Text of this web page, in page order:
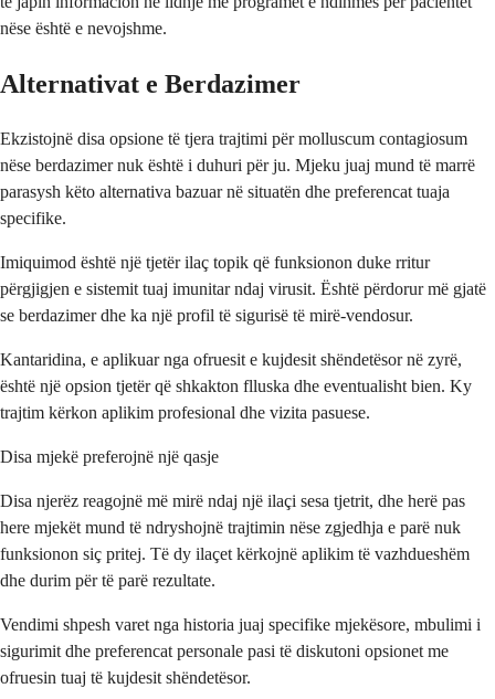
nëse është e nevojshme.
Alternativat e Berdazimer
Ekzistojnë disa opsione të tjera trajtimi për molluscum contagiosum
nëse berdazimer nuk është i duhuri për ju. Mjeku juaj mund të marrë
parasysh këto alternativa bazuar në situatën dhe preferencat tuaja
specifike.
Imiquimod është një tjetër ilaç topik që funksionon duke rritur
përgjigjen e sistemit tuaj imunitar ndaj virusit. Është përdorur më gjatë
se berdazimer dhe ka një profil të sigurisë të mirë-vendosur.
Kantaridina, e aplikuar nga ofruesit e kujdesit shëndetësor në zyrë,
është një opsion tjetër që shkakton flluska dhe eventualisht bien. Ky
trajtim kërkon aplikim profesional dhe vizita pasuese.
Disa mjekë preferojnë një qasje
Disa njerëz reagojnë më mirë ndaj një ilaçi sesa tjetrit, dhe herë pas
here mjekët mund të ndryshojnë trajtimin nëse zgjedhja e parë nuk
funksionon siç pritej. Të dy ilaçet kërkojnë aplikim të vazhdueshëm
dhe durim për të parë rezultate.
Vendimi shpesh varet nga historia juaj specifike mjekësore, mbulimi i
sigurimit dhe preferencat personale pasi të diskutoni opsionet me
ofruesin tuaj të kujdesit shëndetësor.